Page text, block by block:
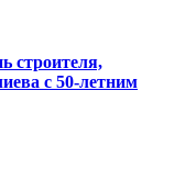
строителя,
с 50-летним